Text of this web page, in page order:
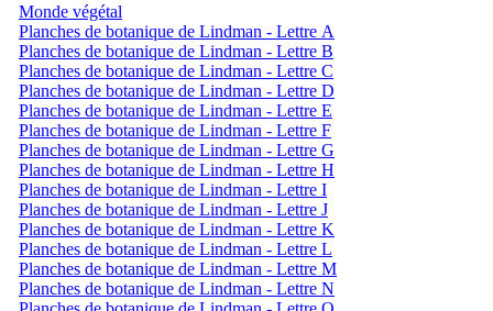
Monde végétal
Planches de botanique de Lindman - Lettre A
Planches de botanique de Lindman - Lettre B
Planches de botanique de Lindman - Lettre C
Planches de botanique de Lindman - Lettre D
Planches de botanique de Lindman - Lettre E
Planches de botanique de Lindman - Lettre F
Planches de botanique de Lindman - Lettre G
Planches de botanique de Lindman - Lettre H
Planches de botanique de Lindman - Lettre I
Planches de botanique de Lindman - Lettre J
Planches de botanique de Lindman - Lettre K
Planches de botanique de Lindman - Lettre L
Planches de botanique de Lindman - Lettre M
Planches de botanique de Lindman - Lettre N